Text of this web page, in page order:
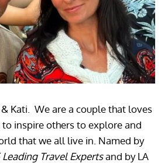
Kati. We are a couple that loves
inspire others to explore and
that we all live in. Named by
Leading Travel Expertsand by LA